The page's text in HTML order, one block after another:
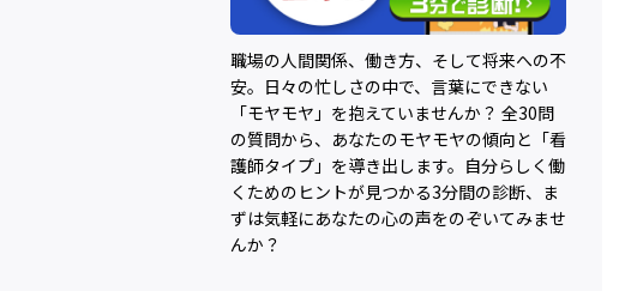
職場の人間関係、働き方、そして将来への不
安。日々の忙しさの中で、言葉にできない
「モヤモヤ」を抱えていませんか？ 全30問
の質問から、あなたのモヤモヤの傾向と「看
護師タイプ」を導き出します。自分らしく働
くためのヒントが見つかる3分間の診断、ま
ずは気軽にあなたの心の声をのぞいてみませ
んか？